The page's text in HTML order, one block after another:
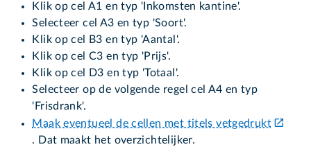
Klik op cel A1 en typ 'Inkomsten kantine'.
Selecteer cel A3 en typ 'Soort'.
Klik op cel B3 en typ 'Aantal'.
Klik op cel C3 en typ 'Prijs'.
Klik op cel D3 en typ 'Totaal'.
Selecteer op de volgende regel cel A4 en typ
'Frisdrank'.
Maak eventueel de cellen met titels vetgedrukt
. Dat maakt het overzichtelijker.